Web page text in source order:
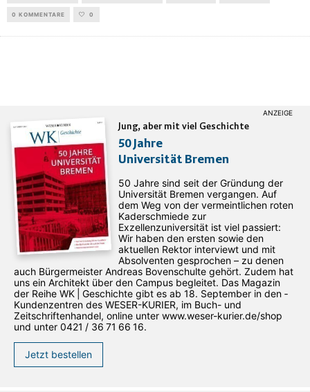
0 KOMMENTARE 0
Jung, aber mit viel Geschichte
50 Jahre
Universität Bremen
50 Jahre sind seit der Gründung der
Universität Bremen vergangen. Auf
dem Weg von der vermeintlichen roten
Kaderschmiede zur
Exzellenzuniversität ist viel passiert:
Wir haben den ersten sowie den
aktuellen Rektor interviewt und mit
Absolventen gesprochen – zu denen
auch Bürgermeister Andreas Bovenschulte gehört. Zudem hat
uns ein Architekt über den Campus begleitet. Das Magazin
der Reihe WK | Geschichte gibt es ab 18. September in den ­
Kundenzentren des WESER-­KURIER, im Buch- und
Zeitschriftenhandel, online unter www.weser-kurier.de/shop
und unter 0421 / 36 71 66 16.
Jetzt bestellen